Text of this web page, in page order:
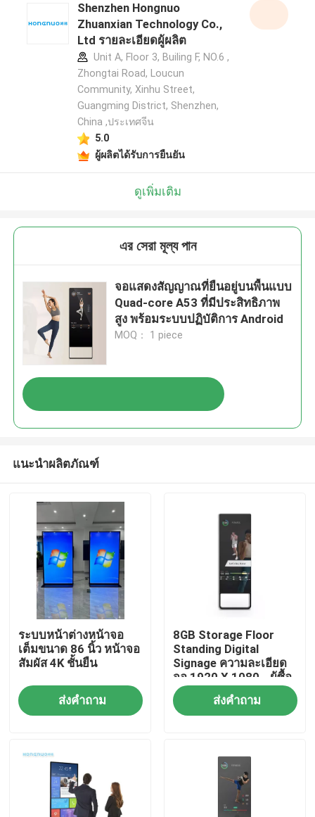
ผลิตภัณฑ์
วิดีโอ
Shenzhen Hongnuo
Zhuanxian Technology Co.,
Ltd รายละเอียดผู้ผลิต
Unit A, Floor 3, Builing F, NO.6 ,
Zhongtai Road, Loucun
Community, Xinhu Street,
Guangming District, Shenzhen,
China ,ประเทศจีน
5.0
ผู้ผลิตได้รับการยืนยัน
ดูเพิ่มเติม
এর সেরা মূল্য পান
จอแสดงสัญญาณที่ยืนอยู่บนพื้นแบบ
Quad-core A53 ที่มีประสิทธิภาพ
สูง พร้อมระบบปฏิบัติการ Android
MOQ： 1 piece
แนะนำผลิตภัณฑ์
ระบบหน้าต่างหน้าจอ
เต็มขนาด 86 นิ้ว หน้าจอ
สัมผัส 4K ชั้นยืน
ส่งคำถาม
8GB Storage Floor
Standing Digital
Signage ความละเอียด
จอ 1920 X 1080 - ผู้ซื้อ
B2B
ส่งคำถาม